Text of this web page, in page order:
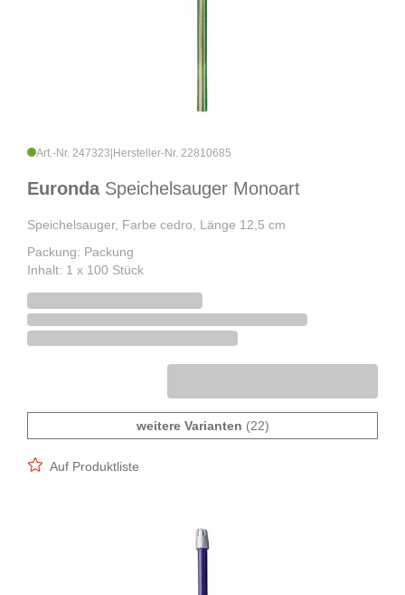
Art.-Nr. 247323 Hersteller-Nr. 22810685
Euronda Speichelsauger Monoart
Speichelsauger, Farbe cedro, Länge 12,5 cm
Packung: Packung
Inhalt: 1 x 100 Stück
weitere Varianten (22)
Auf Produktliste